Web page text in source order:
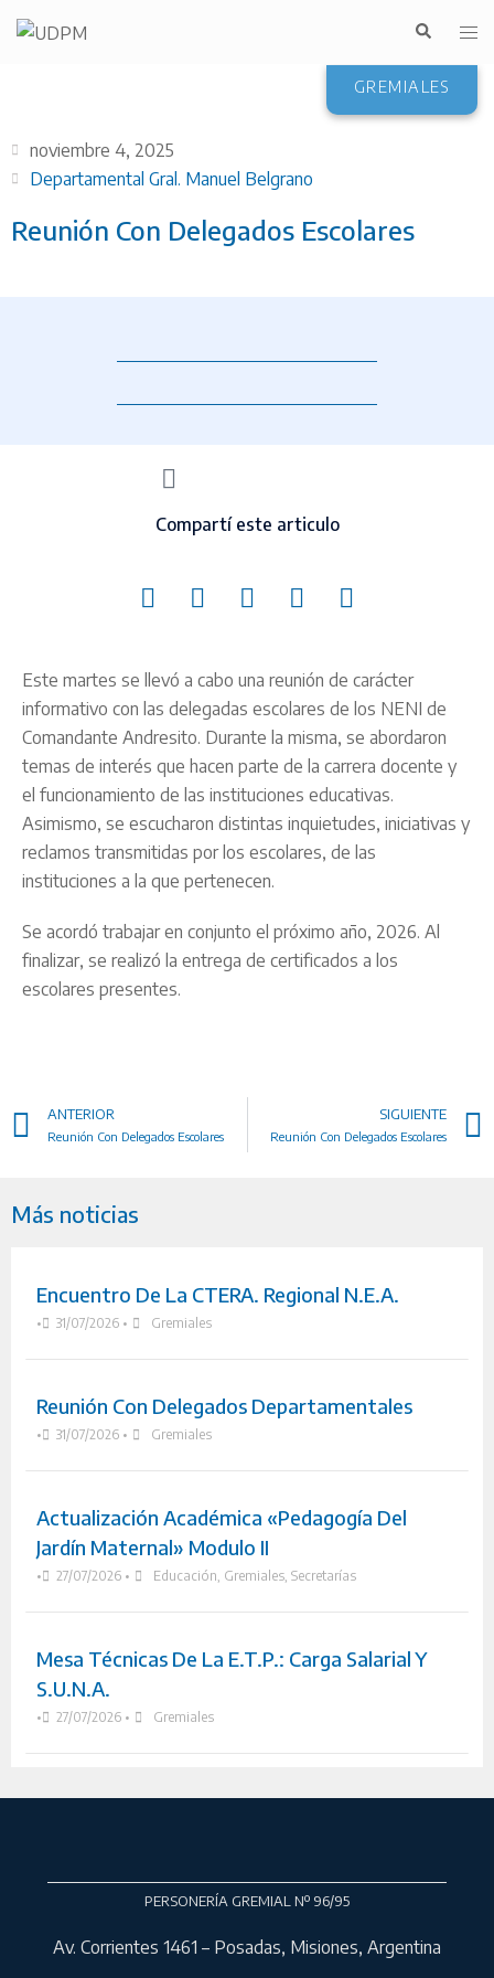
GREMIALES
noviembre 4, 2025
Departamental Gral. Manuel Belgrano
Reunión Con Delegados Escolares
Compartí este articulo
Este martes se llevó a cabo una reunión de carácter
informativo con las delegadas escolares de los NENI de
Comandante Andresito. Durante la misma, se abordaron
temas de interés que hacen parte de la carrera docente y
el funcionamiento de las instituciones educativas.
Asimismo, se escucharon distintas inquietudes, iniciativas y
reclamos transmitidas por los escolares, de las
instituciones a la que pertenecen.
Se acordó trabajar en conjunto el próximo año, 2026. Al
finalizar, se realizó la entrega de certificados a los
escolares presentes.
ANTERIOR
Reunión Con Delegados Escolares
SIGUIENTE
Reunión Con Delegados Escolares
Más noticias
Encuentro De La CTERA. Regional N.E.A.
• 31/07/2026 • Gremiales
Reunión Con Delegados Departamentales
• 31/07/2026 • Gremiales
Actualización Académica «Pedagogía Del
Jardín Maternal» Modulo II
• 27/07/2026 • Educación Gremiales, Secretarías
Mesa Técnicas De La E.T.P.: Carga Salarial Y
S.U.N.A.
• 27/07/2026 • Gremiales
PERSONERÍA GREMIAL Nº 96/95
Av. Corrientes 1461 – Posadas, Misiones, Argentina